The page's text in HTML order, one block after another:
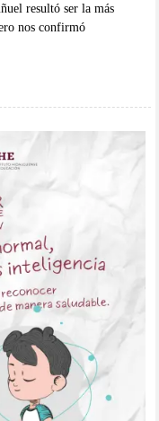
resultó ser la más
nos confirmó